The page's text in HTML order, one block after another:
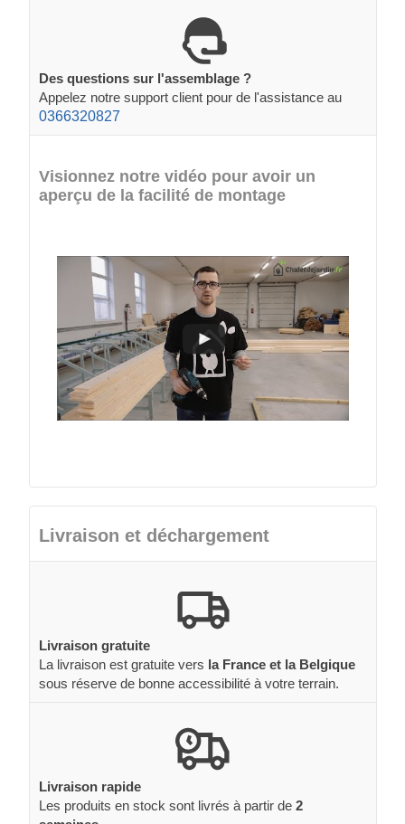
Des questions sur l'assemblage ?
Appelez notre support client pour de l'assistance au
0366320827
Visionnez notre vidéo pour avoir un
aperçu de la facilité de montage
Livraison et déchargement
Livraison gratuite
La livraison est gratuite vers la France et la Belgique
sous réserve de bonne accessibilité à votre terrain.
Livraison rapide
Les produits en stock sont livrés à partir de 2